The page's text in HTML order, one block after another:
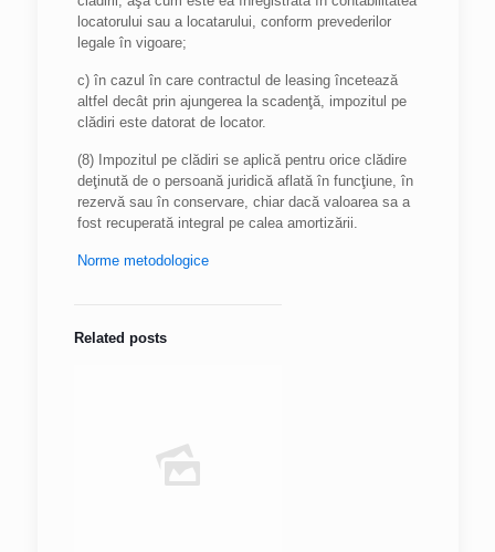
locatorului sau a locatarului, conform prevederilor
legale în vigoare;
c) în cazul în care contractul de leasing încetează
altfel decât prin ajungerea la scadenţă, impozitul pe
clădiri este datorat de locator.
(8) Impozitul pe clădiri se aplică pentru orice clădire
deţinută de o persoană juridică aflată în funcţiune, în
rezervă sau în conservare, chiar dacă valoarea sa a
fost recuperată integral pe calea amortizării.
Norme metodologice
Related posts